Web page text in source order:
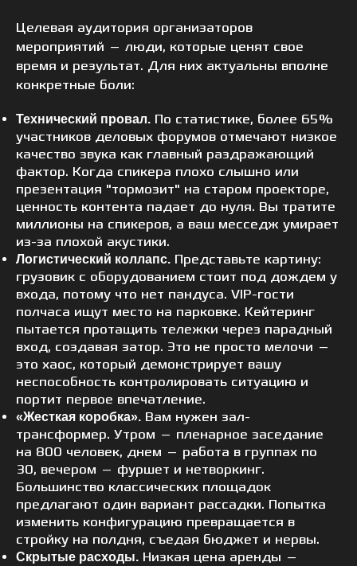
Целевая аудитория организаторов
мероприятий — люди, которые ценят свое
время и результат. Для них актуальны вполне
конкретные боли:
Технический провал. По статистике, более 65%
участников деловых форумов отмечают низкое
качество звука как главный раздражающий
фактор. Когда спикера плохо слышно или
презентация "тормозит" на старом проекторе,
ценность контента падает до нуля. Вы тратите
миллионы на спикеров, а ваш месседж умирает
из-за плохой акустики.
Логистический коллапс. Представьте картину:
грузовик с оборудованием стоит под дождем у
входа, потому что нет пандуса. VIP-гости
полчаса ищут место на парковке. Кейтеринг
пытается протащить тележки через парадный
вход, создавая затор. Это не просто мелочи —
это хаос, который демонстрирует вашу
неспособность контролировать ситуацию и
портит первое впечатление.
«Жесткая коробка». Вам нужен зал-
трансформер. Утром — пленарное заседание
на 800 человек, днем — работа в группах по
30, вечером — фуршет и нетворкинг.
Большинство классических площадок
предлагают один вариант рассадки. Попытка
изменить конфигурацию превращается в
стройку на полдня, съедая бюджет и нервы.
Скрытые расходы. Низкая цена аренды —